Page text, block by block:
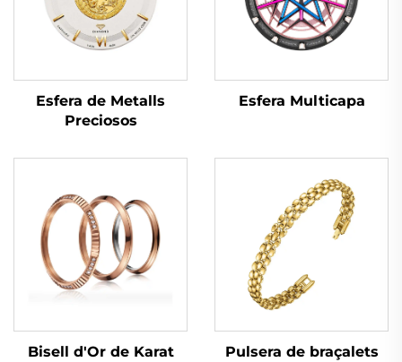
Esfera de Metalls
Preciosos
Esfera Multicapa
Bisell d'Or de Karat
Pulsera de braçalets